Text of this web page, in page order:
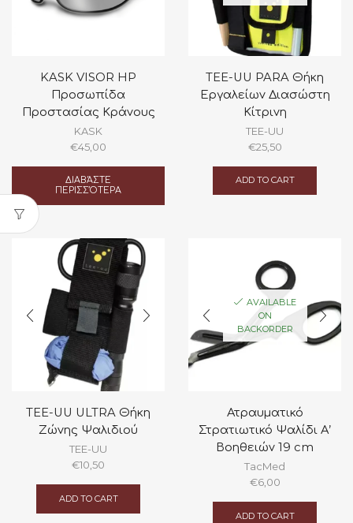
KASK VISOR HP
Προσωπίδα
Προστασίας Κράνους
KASK
€45,00
ΔΙΑΒΆΣΤΕ
ΠΕΡΙΣΣΌΤΕΡΑ
TEE-UU PARA Θήκη
Εργαλείων Διασώστη
Κίτρινη
TEE-UU
€25,50
ADD TO CART
TEE-UU ULTRA Θήκη
Ζώνης Ψαλιδιού
TEE-UU
€10,50
ADD TO CART
AVAILABLE
ON
BACKORDER
Ατραυματικό
Στρατιωτικό Ψαλίδι Α’
Βοηθειών 19 cm
TacMed
€6,00
ADD TO CART